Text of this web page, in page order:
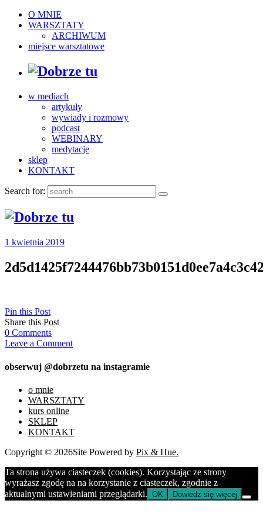
O MNIE
WARSZTATY
ARCHIWUM
miejsce warsztatowe
w mediach
artykuły
wywiady i rozmowy
podcast
WEBINARY
medytacje
sklep
KONTAKT
Search for:
1 kwietnia 2019
Pin this Post
Share this Post
0 Comments
Leave a Comment
obserwuj @dobrzetu na instagramie
o mnie
WARSZTATY
kurs online
SKLEP
KONTAKT
Copyright © 2026Site Powered by Pix & Hue.
Ta strona używa ciasteczek (cookies). Korzystając ze strony
wyrażasz zgodę na na korzystanie z ciasteczek, zgodnie z
aktualnymi ustawieniami przeglądarki. OK Dowiedz się więcej